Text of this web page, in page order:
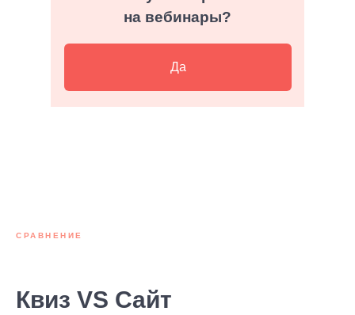
Да
на вебинары?
СРАВНЕНИЕ
Квиз VS Сайт